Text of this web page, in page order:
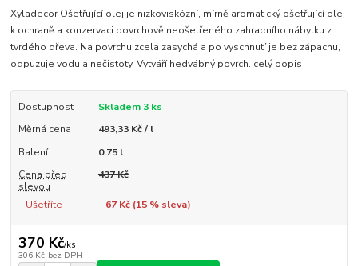
Xyladecor Ošetřující olej je nizkoviskózní, mírně aromatický ošetřující olej
k ochraně a konzervaci povrchově neošetřeného zahradního nábytku z
tvrdého dřeva. Na povrchu zcela zasychá a po vyschnutí je bez zápachu,
odpuzuje vodu a nečistoty. Vytváří hedvábný povrch. celý popis
Dostupnost
Skladem 3 ks
Měrná cena
493,33 Kč / l
Balení
0.75 l
Cena před
slevou
437 Kč
Ušetříte 67 Kč (15% sleva)
370 Kč/ks
306 Kč bez DPH